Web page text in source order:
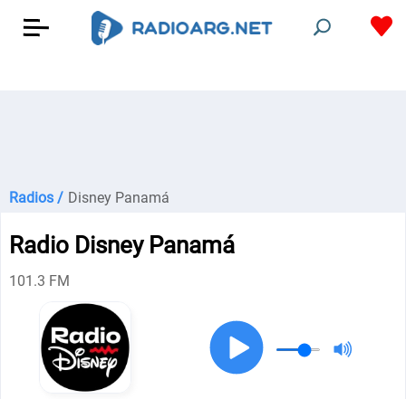
Radios / Disney Panamá
Radio Disney Panamá
101.3 FM